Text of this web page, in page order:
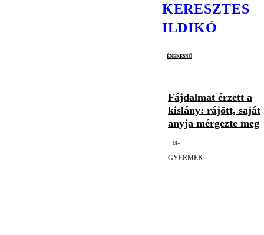
KERESZTES
ILDIKÓ
énekesnő
Fájdalmat érzett a
kislány: rájött, saját
anyja mérgezte meg
18+
GYERMEK